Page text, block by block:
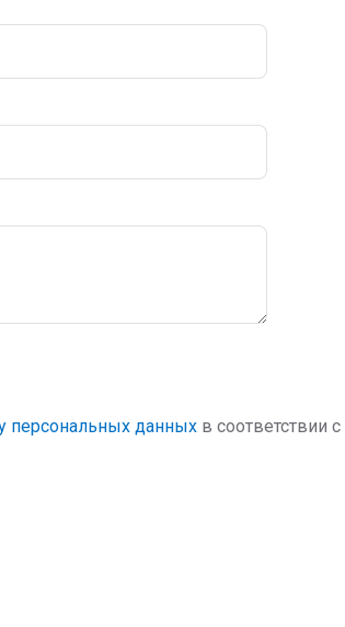
персональных данных в соответствии с